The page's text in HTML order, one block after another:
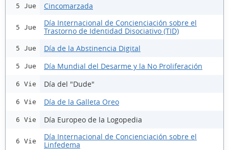
5 Jue Cincomarzada
5 Jue
Día Internacional de Concienciación sobre el
Trastorno de Identidad Disociativo (TID)
5 Jue Día de la Abstinencia Digital
5 Jue Día Mundial del Desarme y la No Proliferación
6 Vie Día del "Dude"
6 Vie Día de la Galleta Oreo
6 Vie Día Europeo de la Logopedia
6 Vie
Día Internacional de Concienciación sobre el
Linfedema